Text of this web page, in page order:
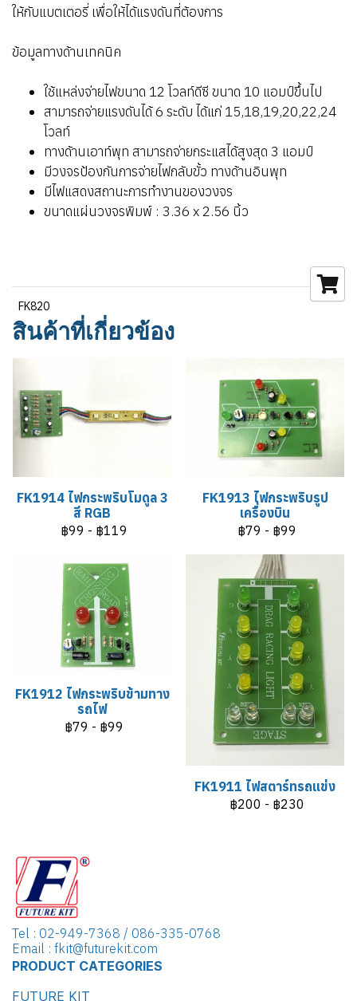
ให้กับแบตเตอรี่ เพื่อให้ได้แรงดันที่ต้องการ
ข้อมูลทางด้านเทคนิค
ใช้แหล่งจ่ายไฟขนาด 12 โวลท์ดีซี ขนาด 10 แอมป์ขึ้นไป
สามารถจ่ายแรงดันได้ 6 ระดับ ได้แก่ 15,18,19,20,22,24
โวลท์
ทางด้านเอาท์พุท สามารถจ่ายกระแสได้สูงสุด 3 แอมป์
มีวงจรป้องกันการจ่ายไฟกลับขั้ว ทางด้านอินพุท
มีไฟแสดงสถานะการทำงานของวงจร
ขนาดแผ่นวงจรพิมพ์ : 3.36 x 2.56 นิ้ว
FK820
สินค้าที่เกี่ยวข้อง
FK1914 ไฟกระพริบโมดูล 3
สี RGB
฿99 - ฿119
FK1913 ไฟกระพริบรูป
เครื่องบิน
฿79 - ฿99
FK1912 ไฟกระพริบข้ามทาง
รถไฟ
฿79 - ฿99
FK1911 ไฟสตาร์ทรถแข่ง
฿200 - ฿230
Tel : 02-949-7368 / 086-335-0768
Email : fkit@futurekit.com
PRODUCT CATEGORIES
FUTURE KIT